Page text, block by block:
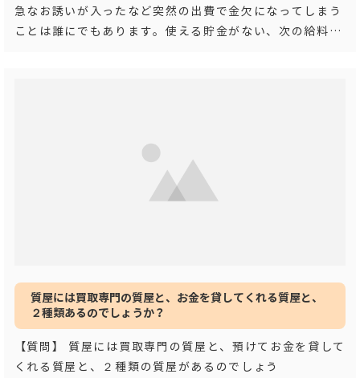
急なお誘いが入ったなど突然の出費で金欠になってしまう
ことは誰にでもあります。使える貯金がない、次の給料日
質屋には買取専門の質屋と、お金を貸してくれる質屋と、
２種類あるのでしょうか？
【質問】 質屋には買取専門の質屋と、預けてお金を貸して
くれる質屋と、２種類の質屋があるのでしょう